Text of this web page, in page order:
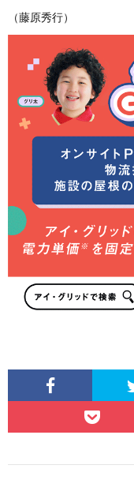
（藤原秀行）